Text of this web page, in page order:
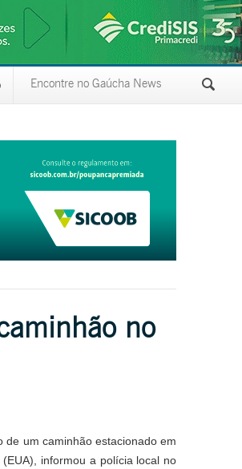
no
de um caminhão estacionado em
informou a polícia local no